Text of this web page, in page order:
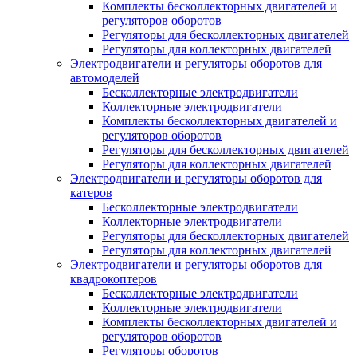
Комплекты бесколлекторных двигателей и
регуляторов оборотов
Регуляторы для бесколлекторных двигателей
Регуляторы для коллекторных двигателей
Электродвигатели и регуляторы оборотов для
автомоделей
Бесколлекторные электродвигатели
Коллекторные электродвигатели
Комплекты бесколлекторных двигателей и
регуляторов оборотов
Регуляторы для бесколлекторных двигателей
Регуляторы для коллекторных двигателей
Электродвигатели и регуляторы оборотов для
катеров
Бесколлекторные электродвигатели
Коллекторные электродвигатели
Регуляторы для бесколлекторных двигателей
Регуляторы для коллекторных двигателей
Электродвигатели и регуляторы оборотов для
квадрокоптеров
Бесколлекторные электродвигатели
Коллекторные электродвигатели
Комплекты бесколлекторных двигателей и
регуляторов оборотов
Регуляторы оборотов